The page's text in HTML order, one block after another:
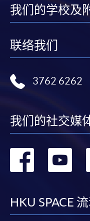
我们的学校及
联络我们
3762 6262
我们的社交媒
转
HKU SPACE